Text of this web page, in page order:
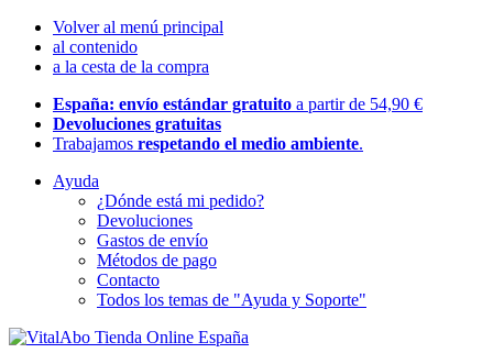
Volver al menú principal
al contenido
a la cesta de la compra
España: envío estándar gratuito a partir de 54,90 €
Devoluciones gratuitas
Trabajamos respetando el medio ambiente.
Ayuda
¿Dónde está mi pedido?
Devoluciones
Gastos de envío
Métodos de pago
Contacto
Todos los temas de "Ayuda y Soporte"